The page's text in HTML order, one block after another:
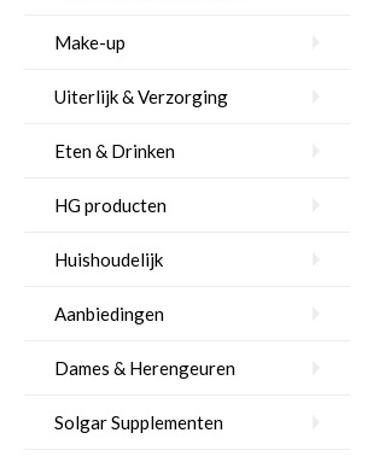
Make-up
Uiterlijk & Verzorging
Eten & Drinken
HG producten
Huishoudelijk
Aanbiedingen
Dames & Herengeuren
Solgar Supplementen